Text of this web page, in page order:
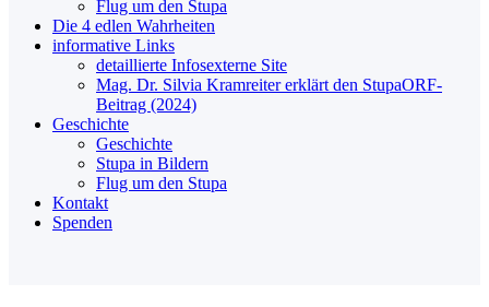
Flug um den Stupa
Die 4 edlen Wahrheiten
informative Links
detaillierte Infosexterne Site
Mag. Dr. Silvia Kramreiter erklärt den StupaORF-
Beitrag (2024)
Geschichte
Geschichte
Stupa in Bildern
Flug um den Stupa
Kontakt
Spenden